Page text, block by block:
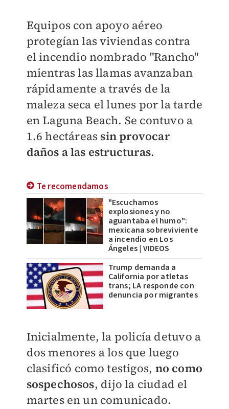
Equipos con apoyo aéreo
protegían las viviendas contra
el incendio nombrado "Rancho"
mientras las llamas avanzaban
rápidamente a través de la
maleza seca el lunes por la tarde
en Laguna Beach. Se contuvo a
1.6 hectáreas sin provocar
daños a las estructuras.
Te recomendamos
"Escuchamos
explosiones y no
aguantaba el humo":
mexicana sobreviviente
a incendio en Los
Ángeles | VIDEOS
Trump demanda a
California por atletas
trans; LA responde con
denuncia por migrantes
Inicialmente, la policía detuvo a
dos menores a los que luego
clasificó como testigos, no como
sospechosos, dijo la ciudad el
martes en un comunicado.